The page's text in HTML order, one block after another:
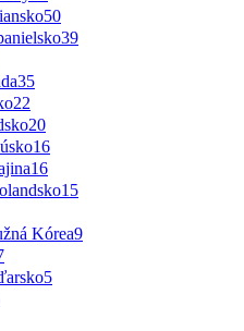
50
39
35
22
20
16
16
15
Kórea9
5